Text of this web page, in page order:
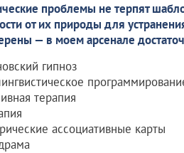
проблемы не терпят
от их природы для
— в моем арсенале
гипноз
терапия
ассоциативные карты